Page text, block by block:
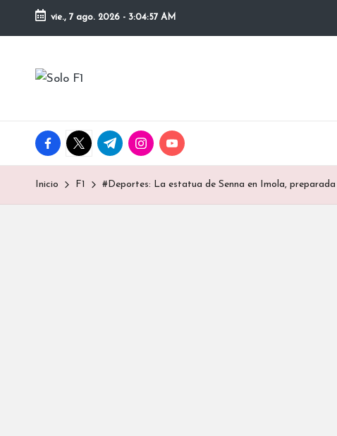
Saltar
contenido
vie., 7 ago. 2026 - 3:04:58 AM
S
l
o
F
Para
la
F1
facebook.com
twitter.com
t.me instagram.com
youtube.com
Inicio F1 #Deportes: La estatua de Senna en Imola,